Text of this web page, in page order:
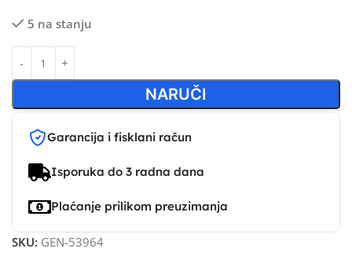
5 na stanju
NARUČI
Garancija i fisklani račun
Isporuka do 3 radna dana
Plaćanje prilikom preuzimanja
SKU: GEN-53964